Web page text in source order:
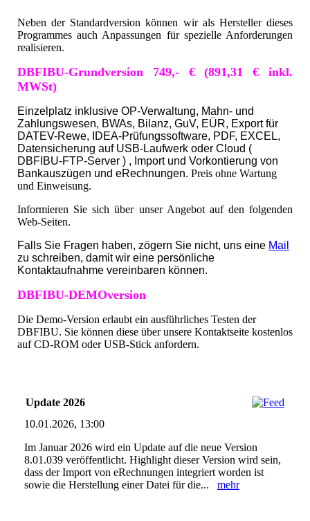
Neben der Standardversion können wir als Hersteller dieses
Programmes auch Anpassungen für spezielle Anforderungen
realisieren.
DBFIBU-Grundversion 749,- € (891,31 € inkl.
MWSt)
Einzelplatz inklusive OP-Verwaltung, Mahn- und
Zahlungswesen, BWAs, Bilanz, GuV, EÜR, Export für
DATEV-Rewe, IDEA-Prüfungssoftware, PDF, EXCEL,
Datensicherung auf USB-Laufwerk oder Cloud (
DBFIBU-FTP-Server ) , Import und Vorkontierung von
Bankauszügen und eRechnungen. Preis ohne Wartung
und Einweisung.
Informieren Sie sich über unser Angebot auf den folgenden
Web-Seiten.
Falls Sie Fragen haben, zögern Sie nicht, uns eine Mail
zu schreiben, damit wir eine persönliche
Kontaktaufnahme vereinbaren können.
DBFIBU-DEMOversion
Die Demo-Version erlaubt ein ausführliches Testen der
DBFIBU. Sie können diese über unsere Kontaktseite kostenlos
auf CD-ROM oder USB-Stick anfordern.
Update 2026
10.01.2026, 13:00
Im Januar 2026 wird ein Update auf die neue Version
8.01.039 veröffentlicht. Highlight dieser Version wird sein,
dass der Import von eRechnungen integriert worden ist
sowie die Herstellung einer Datei für die... mehr